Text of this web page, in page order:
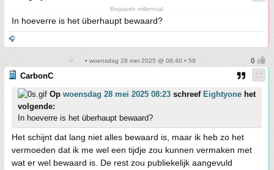
Bejaarde millennial
In hoeverre is het überhaupt bewaard?
🎧
• woensdag 28 mei 2025 @ 08:40 • 59
CarbonC
Op woensdag 28 mei 2025 08:23 schreef Eightyone het
volgende:
In hoeverre is het überhaupt bewaard?
Het schijnt dat lang niet alles bewaard is, maar ik heb zo het
vermoeden dat ik me wel een tijdje zou kunnen vermaken met
wat er wel bewaard is. De rest zou publiekelijk aangevuld